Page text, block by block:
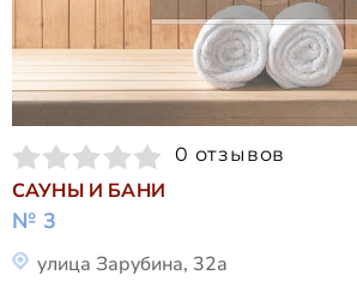
0 отзывов
САУНЫ И БАНИ
№ 3
улица Зарубина, 32а